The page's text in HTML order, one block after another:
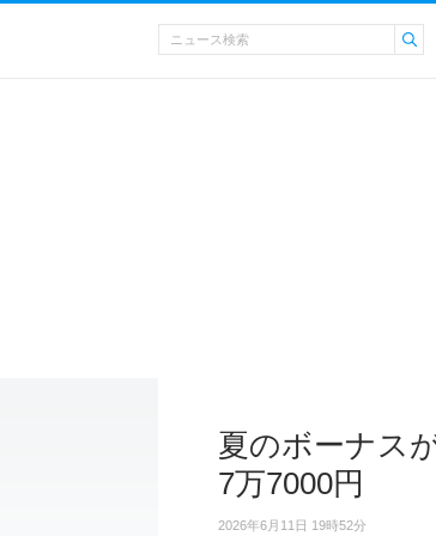
夏のボーナス
7万7000円
2026年6月11日 19時52分